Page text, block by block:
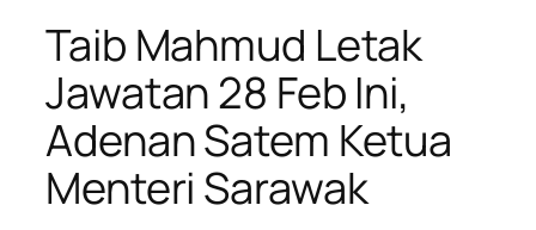
Taib Mahmud Letak
Jawatan 28 Feb Ini,
Adenan Satem Ketua
Menteri Sarawak